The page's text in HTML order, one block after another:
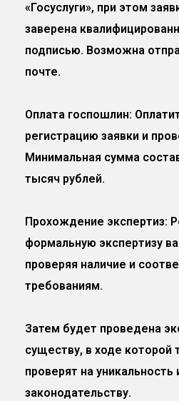
«Госуслуги», при этом
заверена
подписью. Возможна
почте.
Оплата госпошлин:
регистрацию заявки и
Минимальная сумма
тысяч рублей.
Прохождение экспертиз:
формальную экспертизу
проверяя наличие и
требованиям.
Затем будет проведена
существу, в ходе которой
проверят на уникальность
законодательству.